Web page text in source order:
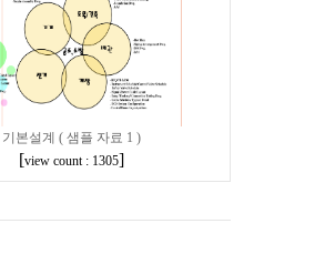
기본설계 ( 샘플 자료 1 )
[view count : 1305]